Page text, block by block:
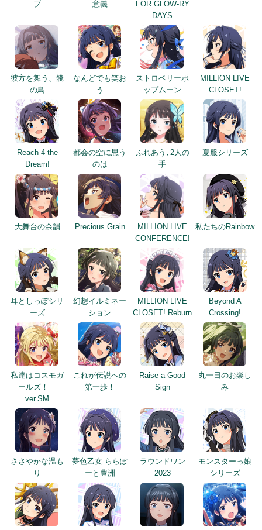
ブ 意義
FOR GLOW-RY
DAYS
彼方を舞う、餞
の鳥
なんどでも笑お
う
ストロベリーポ
ップムーン
MILLION LIVE
CLOSET!
Reach 4 the
Dream!
都会の空に思う
のは
ふれあう､2人の
手
夏服シリーズ
大舞台の余韻 Precious Grain
MILLION LIVE
CONFERENCE!
私たちのRainbow
耳としっぽシリ
ーズ
幻想イルミネー
ション
MILLION LIVE
CLOSET! Reburn
Beyond A
Crossing!
私達はコスモガ
ールズ！
ver.SM
これが伝説への
第一歩！
Raise a Good
Sign
丸一日のお楽し
み
ささやかな温も
り
夢色乙女 ららぽ
ーと豊洲
ラウンドワン
2023
モンスターっ娘
シリーズ